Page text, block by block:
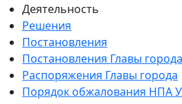
Деятельность
Решения
Постановления
Постановления Главы города
Распоряжения Главы города
Порядок обжалования НПА